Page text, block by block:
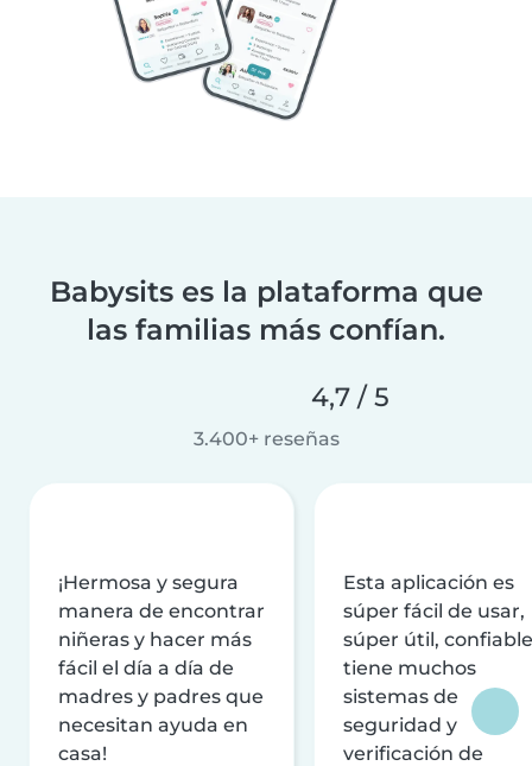
Babysits es la plataforma que
las familias más confían.
4,7 / 5
3.400+ reseñas
¡Hermosa y segura
manera de encontrar
niñeras y hacer más
fácil el día a día de
madres y padres que
necesitan ayuda en
casa!
Esta aplicación es
súper fácil de usar,
súper útil,
tiene muchos
sistemas de
seguridad y
verificación de